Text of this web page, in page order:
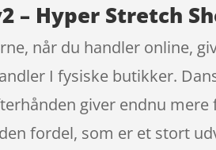
– Hyper Stretch
når du handler online,
I fysiske butikker.
giver endnu
fordel, som er et stort